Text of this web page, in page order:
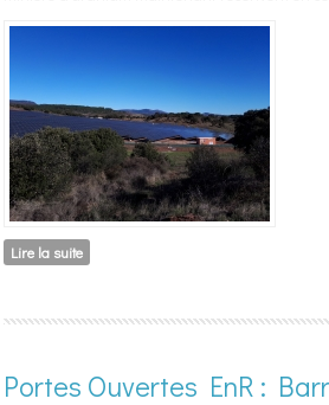
Lire la suitede Pâturage et Photovoltaïque
Portes Ouvertes EnR :